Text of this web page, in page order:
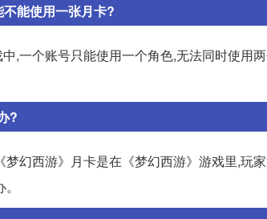
能使用一张月卡?
,一个账号只能使用一个角色,无法同时使用
?
幻西游》月卡是在《梦幻西游》游戏里,玩